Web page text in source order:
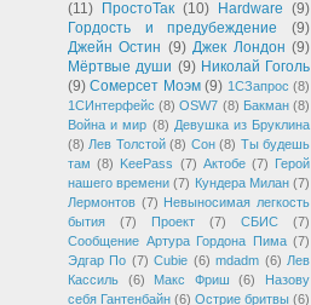
(11)
ПростоТак (10) Hardware (9)
Гордость и предубеждение
(9)
Джейн Остин (9) Джек Лондон (9)
Мёртвые души (9) Николай Гоголь
(9) Сомерсет Моэм (9) 1СЗапрос (8)
1СИнтерфейс (8) OSW7 (8) Бакман (8)
Война и мир (8) Девушка из Бруклина
(8) Лев Толстой (8) Сон (8) Ты будешь
там (8) KeePass (7) Актобе (7)
Герой
нашего времени (7) Кундера Милан (7)
Лермонтов (7) Невыносимая легкость
бытия
(7) Проект (7) СБИС
(7)
Сообщение Артура Гордона Пима (7)
Эдгар По (7) Cubie (6) mdadm (6) Лев
Кассиль
(6) Макс Фриш (6)
Назову
себя Гантенбайн (6) Острие бритвы (6)